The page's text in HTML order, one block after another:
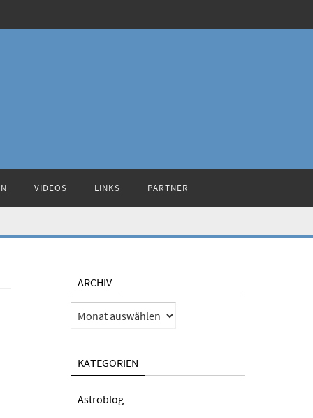
VIDEOS LINKS PARTNER
ARCHIV
Archiv
KATEGORIEN
Astroblog